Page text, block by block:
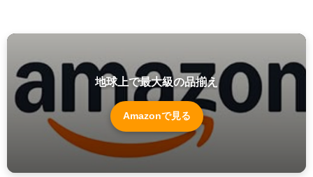
地球上で最大級の品揃え
Amazonで見る